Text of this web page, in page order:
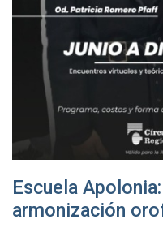
Escuela
armonización